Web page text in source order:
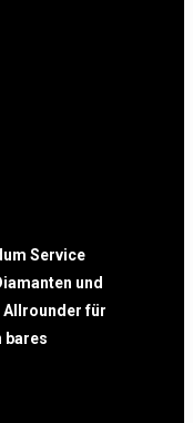
Service
und
für
bares